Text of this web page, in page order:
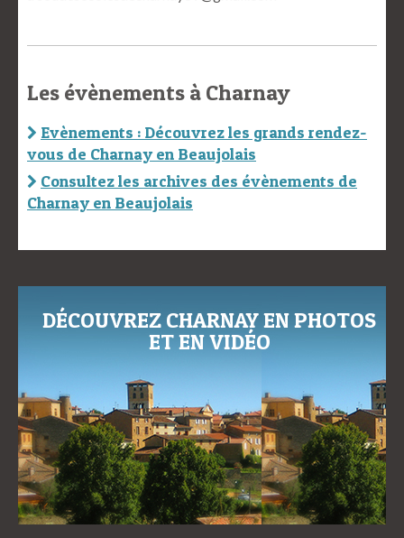
Les évènements à Charnay
Evènements : Découvrez les grands rendez-
vous de Charnay en Beaujolais
Consultez les archives des évènements de
Charnay en Beaujolais
DÉCOUVREZ CHARNAY EN PHOTOS
ET EN VIDÉO